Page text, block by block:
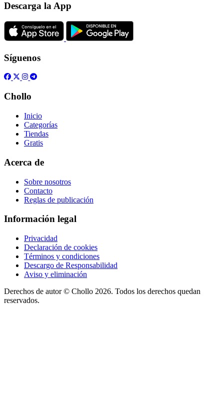
Descarga la App
Síguenos
Chollo
Inicio
Categorías
Tiendas
Gratis
Acerca de
Sobre nosotros
Contacto
Reglas de publicación
Información legal
Privacidad
Declaración de cookies
Términos y condiciones
Descargo de Responsabilidad
Aviso y eliminación
Derechos de autor © Chollo 2026. Todos los derechos quedan
reservados.